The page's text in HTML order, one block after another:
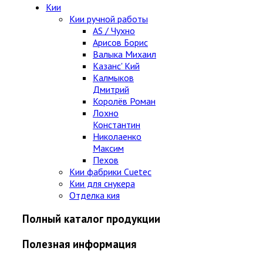
Кии
Кии ручной работы
AS / Чухно
Арисов Борис
Валыка Михаил
Казанс' Кий
Калмыков
Дмитрий
Королёв Роман
Лохно
Константин
Николаенко
Максим
Пехов
Кии фабрики Cuetec
Кии для снукера
Отделка кия
Полный каталог продукции
Полезная информация